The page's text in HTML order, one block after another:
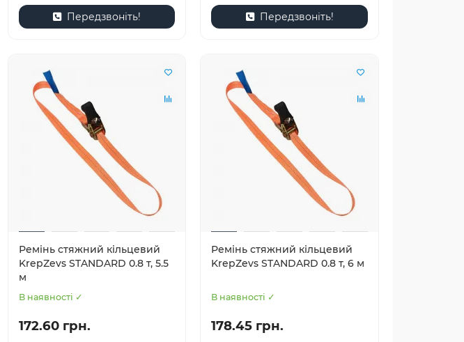
Передзвоніть! Передзвоніть!
Ремінь стяжний кільцевий
KrepZevs STANDARD 0.8 т, 5.5
м
В наявності ✓
172.60 грн.
Ремінь стяжний кільцевий
KrepZevs STANDARD 0.8 т, 6 м
В наявності ✓
178.45 грн.